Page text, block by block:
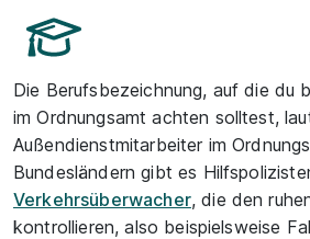
Die Berufsbezeichnung, auf die du
im Ordnungsamt achten solltest,
Außendienstmitarbeiter im
Bundesländern gibt es
Verkehrsüberwacher, die den
kontrollieren, also beispielsweise